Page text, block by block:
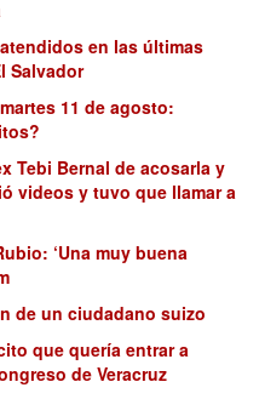
en las últimas
Salvador
11 de agosto:
Tebi Bernal de acosarla y
videos y tuvo que llamar a
‘Una muy buena
de un ciudadano suizo
que quería entrar a
de Veracruz